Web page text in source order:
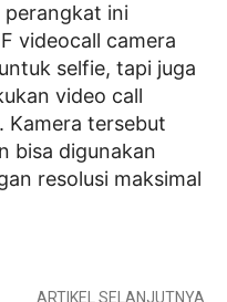
perangkat ini
videocall camera
selfie, tapi juga
video call
Kamera tersebut
bisa digunakan
resolusi maksimal
ARTIKEL SELANJUTNYA